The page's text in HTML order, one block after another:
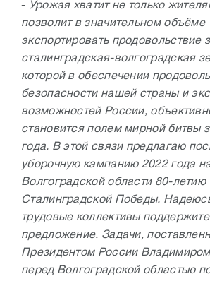
- Урожая хватит не только
позволит в значительном объёме
экспортировать продовольствие
сталинградская-волгоградская
которой в обеспечении
безопасности нашей страны и
возможностей России,
становится полем мирной битвы
года. В этой связи предлагаю
уборочную кампанию 2022 года
Волгоградской области 80-летию
Сталинградской Победы.
трудовые коллективы поддержите
предложение. Задачи,
Президентом России
перед Волгоградской областью